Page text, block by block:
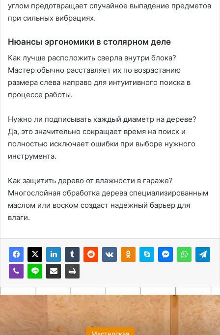
углом предотвращает случайное выпадение предметов
при сильных вибрациях.
Нюансы эргономики в столярном деле
Как лучше расположить сверла внутри блока?
Мастер обычно расставляет их по возрастанию
размера слева направо для интуитивного поиска в
процессе работы.
Нужно ли подписывать каждый диаметр на дереве?
Да, это значительно сокращает время на поиск и
полностью исключает ошибки при выборе нужного
инструмента.
Как защитить дерево от влажности в гараже?
Многослойная обработка дерева специализированным
маслом или воском создаст надежный барьер для
влаги.